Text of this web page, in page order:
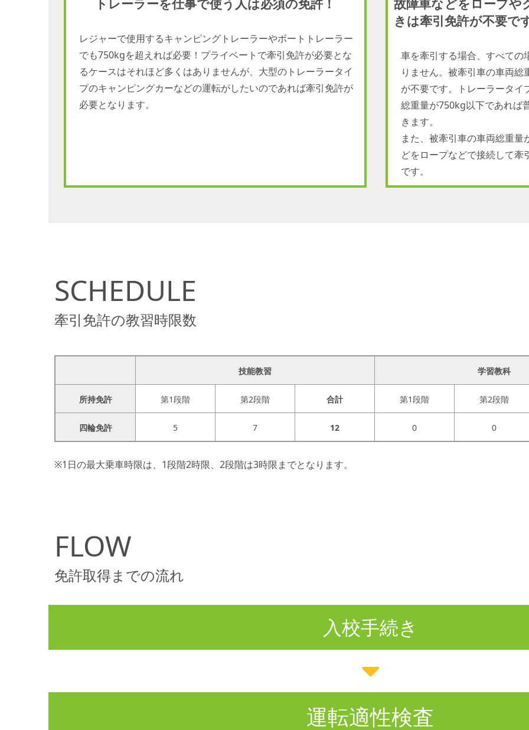
レジャーで使用するキャンピングトレーラーやボートトレーラー
でも750kgを超えれば必要！プライベートで牽引免許が必要とな
るケースはそれほど多くはありませんが、大型のトレーラータイ
プのキャンピングカーなどの運転がしたいのであれば牽引免許が
必要となります。
きは牽引免許が不要で
車を牽引する場合、すべての
りません。被牽引車の車両
が不要です。トレーラータイ
総重量が750kg以下であれば
きます。
また、被牽引車の車両総重
どをロープなどで接続して
です。
SCHEDULE
牽引免許の教習時限数
技能教習 学習教科
所持免許 第1段階 第2段階 合計 第1段階 第2段階
四輪免許 5 7 12 0 0
※1日の最大乗車時限は、1段階2時限、2段階は3時限までとなります。
FLOW
免許取得までの流れ
入校手続き
運転適性検査